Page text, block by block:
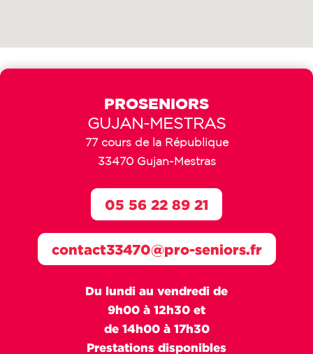
PROSENIORS
GUJAN-MESTRAS
77 cours de la République
33470 Gujan-Mestras
Du lundi au vendredi de
9h00 à 12h30 et
de 14h00 à 17h30
Prestations disponibles
contact33470@pro-seniors.fr
05 56 22 89 21